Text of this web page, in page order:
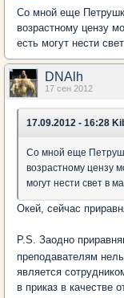
Со мной еще
возрастному цензу
есть могут нести
DNAlh
17 сен 2012
17.09.2012 - 16:28
Со мной еще
возрастному цензу
могут нести свет в
Окей, сейчас
P.S. Заодно
преподавателям
является
в приказ в качестве